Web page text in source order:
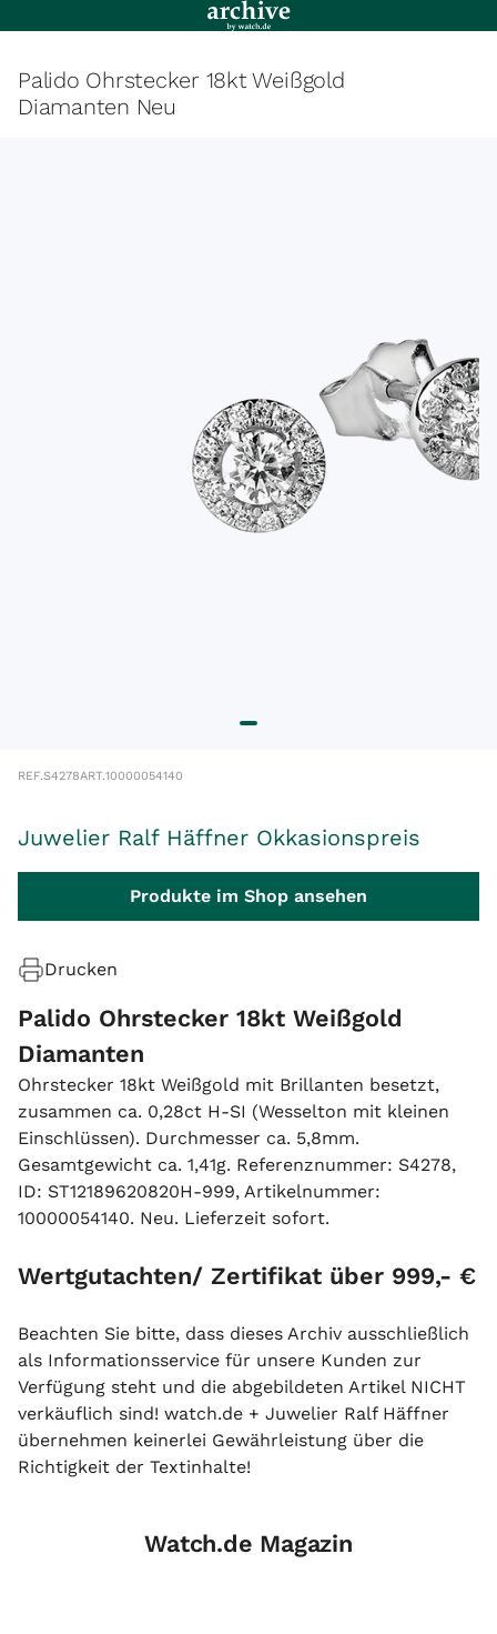
Palido Ohrstecker 18kt Weißgold
Diamanten Neu
REF.S4278ART.10000054140
Juwelier Ralf Häffner Okkasionspreis
Produkte im Shop ansehen
Drucken
Palido Ohrstecker 18kt Weißgold
Diamanten
Ohrstecker 18kt Weißgold mit Brillanten besetzt,
zusammen ca. 0,28ct H-SI (Wesselton mit kleinen
Einschlüssen). Durchmesser ca. 5,8mm.
Gesamtgewicht ca. 1,41g. Referenznummer: S4278,
ID: ST12189620820H-999, Artikelnummer:
10000054140. Neu. Lieferzeit sofort.
Wertgutachten/ Zertifikat über 999,- €
Beachten Sie bitte, dass dieses Archiv ausschließlich
als Informationsservice für unsere Kunden zur
Verfügung steht und die abgebildeten Artikel NICHT
verkäuflich sind! watch.de + Juwelier Ralf Häffner
übernehmen keinerlei Gewährleistung über die
Richtigkeit der Textinhalte!
Watch.de Magazin